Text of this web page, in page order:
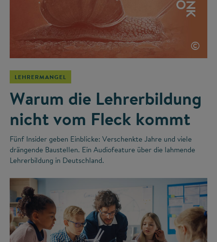
©
LEHRERMANGEL
Warum die Lehrerbildung
nicht vom Fleck kommt
Fünf Insider geben Einblicke: Verschenkte Jahre und viele
drängende Baustellen. Ein Audiofeature über die lahmende
Lehrerbildung in Deutschland.